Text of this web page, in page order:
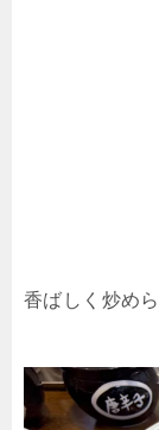
香ばしく炒め